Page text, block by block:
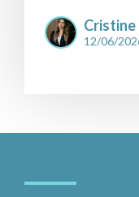
Cristine
12/06/